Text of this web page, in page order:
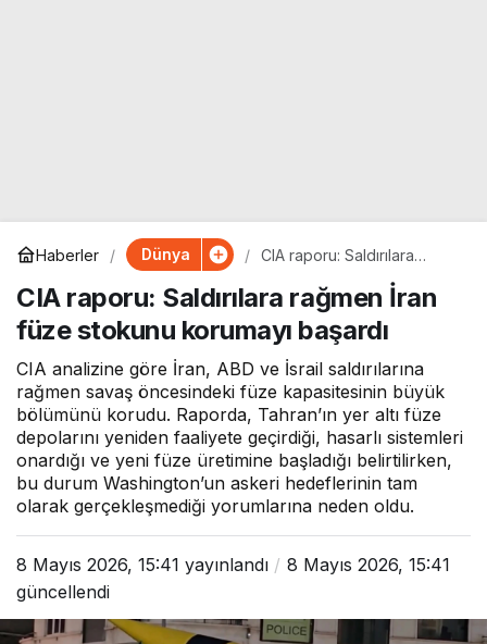
Haberler Dünya
CIA raporu: Saldırılara
korumayı başardı
CIA raporu: Saldırılara rağmen İran
füze stokunu korumayı başardı
CIA analizine göre İran, ABD ve İsrail saldırılarına
rağmen savaş öncesindeki füze kapasitesinin büyük
bölümünü korudu. Raporda, Tahran’ın yer altı füze
depolarını yeniden faaliyete geçirdiği, hasarlı sistemleri
onardığı ve yeni füze üretimine başladığı belirtilirken,
bu durum Washington’un askeri hedeflerinin tam
olarak gerçekleşmediği yorumlarına neden oldu.
8 Mayıs 2026, 15:41 yayınlandı
8 Mayıs 2026, 15:41
güncellendi